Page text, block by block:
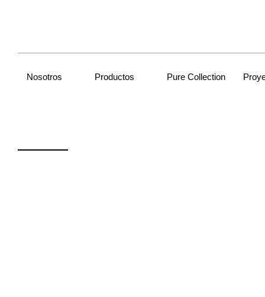
Nosotros Productos Pure Collection